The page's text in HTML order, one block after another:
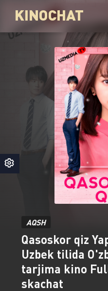
KINOCHAT
Авторизация
AQSH
Qasoskor qiz
Uzbek tilida
tarjima kino
skachat